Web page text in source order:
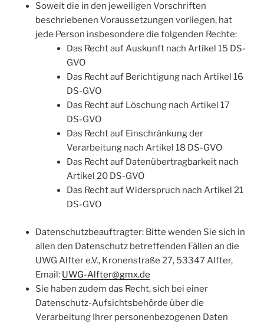
Soweit die in den jeweiligen Vorschriften
beschriebenen Voraussetzungen vorliegen, hat
jede Person insbesondere die folgenden Rechte:
Das Recht auf Auskunft nach Artikel 15 DS-
GVO
Das Recht auf Berichtigung nach Artikel 16
DS-GVO
Das Recht auf Löschung nach Artikel 17
DS-GVO
Das Recht auf Einschränkung der
Verarbeitung nach Artikel 18 DS-GVO
Das Recht auf Datenübertragbarkeit nach
Artikel 20 DS-GVO
Das Recht auf Widerspruch nach Artikel 21
DS-GVO
Datenschutzbeauftragter: Bitte wenden Sie sich in
allen den Datenschutz betreffenden Fällen an die
UWG Alfter e.V., Kronenstraße 27, 53347 Alfter,
Email: UWG-Alfter@gmx.de
Sie haben zudem das Recht, sich bei einer
Datenschutz-Aufsichtsbehörde über die
Verarbeitung Ihrer personenbezogenen Daten